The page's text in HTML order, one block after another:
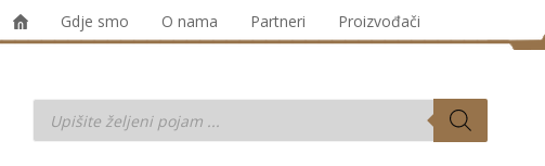
Gdje smo O nama Partneri Proizvođači